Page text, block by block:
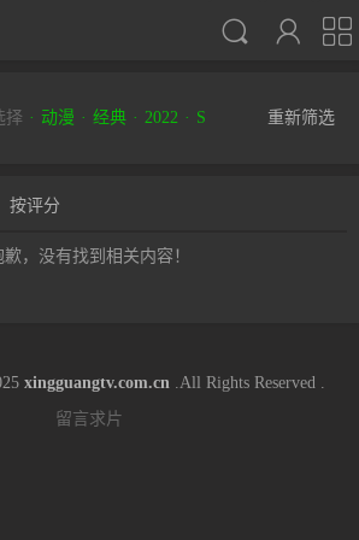



择 动漫 经典 2022 S 重新筛选
按评分
歉，没有找到相关内容！
xingguangtv.com.cn.All Rights Reserved .
留言求片